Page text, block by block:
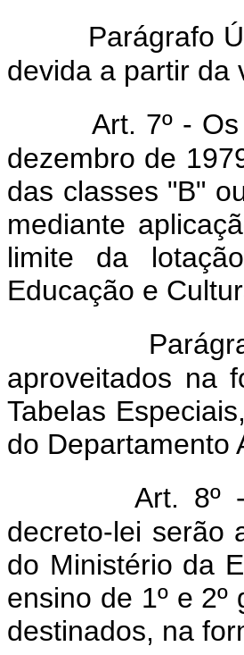
Parágrafo
devida a partir da
Art. 7º -
dezembro de
das classes "B"
mediante
limite da
Educação e
aproveitados na
Tabelas
do Departamento
Art. 8º
decreto-lei serão
do Ministério da
ensino de 1º e
destinados, na